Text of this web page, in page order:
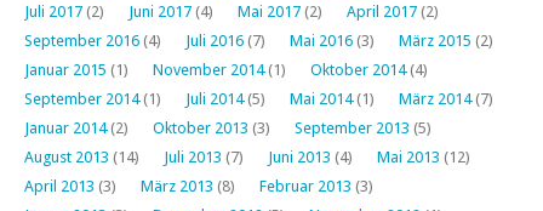
Juli 2017 (2) Juni 2017 (4) Mai 2017 (2) April 2017 (2)
September 2016 (4) Juli 2016 (7) Mai 2016 (3) März 2015 (2)
Januar 2015 (1) November 2014(1) Oktober 2014(4)
September 2014(1) Juli 2014(5) Mai 2014(1) März 2014(7)
Januar 2014(2) Oktober 2013 (3) September 2013 (5)
August 2013 (14) Juli 2013 (7) Juni 2013 (4) Mai 2013 (12)
April 2013 (3) März 2013 (8) Februar 2013 (3)